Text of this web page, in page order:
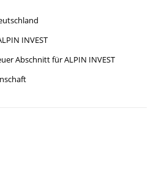
INVEST
Abschnitt für ALPIN INVEST